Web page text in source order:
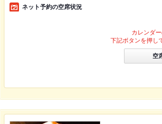
ネット予約の空席状況
カレンダ
下記ボタンを押し
空